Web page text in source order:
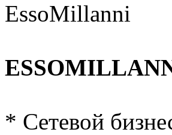
EssoMillanni
* Сетевой